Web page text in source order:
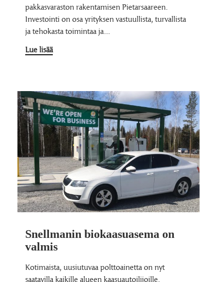
pakkasvaraston rakentamisen Pietarsaareen.
Investointi on osa yrityksen vastuullista, turvallista
ja tehokasta toimintaa ja…
Lue lisää
Snellmanin biokaasuasema on
valmis
Kotimaista, uusiutuvaa polttoainetta on nyt
saatavilla kaikille alueen kaasuautoilijoille.